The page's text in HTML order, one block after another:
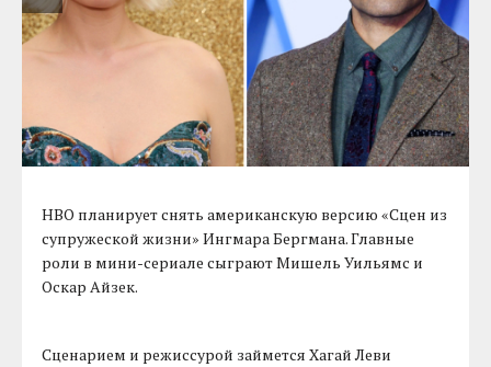
HBO планирует снять американскую версию «Сцен из
супружеской жизни» Ингмара Бергмана. Главные
роли в мини-сериале сыграют Мишель Уильямс и
Оскар Айзек.
Сценарием и режиссурой займется Хагай Леви